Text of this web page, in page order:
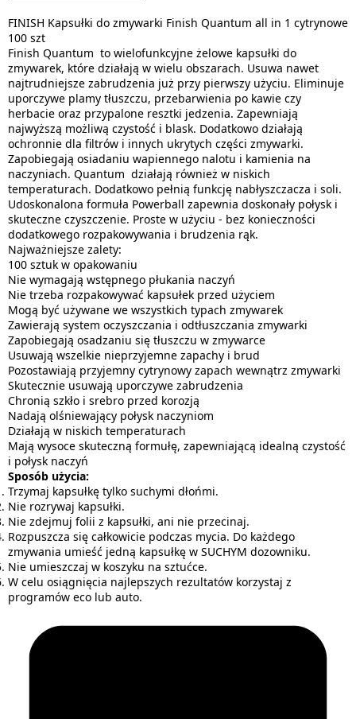
FINISH Kapsułki do zmywarki Finish Quantum all in 1 cytrynowe
100 szt
Finish Quantum to wielofunkcyjne żelowe kapsułki do
zmywarek, które działają w wielu obszarach. Usuwa nawet
najtrudniejsze zabrudzenia już przy pierwszy użyciu. Eliminuje
uporczywe plamy tłuszczu, przebarwienia po kawie czy
herbacie oraz przypalone resztki jedzenia. Zapewniają
najwyższą możliwą czystość i blask. Dodatkowo działają
ochronnie dla filtrów i innych ukrytych części zmywarki.
Zapobiegają osiadaniu wapiennego nalotu i kamienia na
naczyniach. Quantum działają również w niskich
temperaturach. Dodatkowo pełnią funkcję nabłyszczacza i soli.
Udoskonalona formuła Powerball zapewnia doskonały połysk i
skuteczne czyszczenie. Proste w użyciu - bez konieczności
dodatkowego rozpakowywania i brudzenia rąk.
Najważniejsze zalety:
100 sztuk w opakowaniu
Nie wymagają wstępnego płukania naczyń
Nie trzeba rozpakowywać kapsułek przed użyciem
Mogą być używane we wszystkich typach zmywarek
Zawierają system oczyszczania i odtłuszczania zmywarki
Zapobiegają osadzaniu się tłuszczu w zmywarce
Usuwają wszelkie nieprzyjemne zapachy i brud
Pozostawiają przyjemny cytrynowy zapach wewnątrz zmywarki
Skutecznie usuwają uporczywe zabrudzenia
Chronią szkło i srebro przed korozją
Nadają olśniewający połysk naczyniom
Działają w niskich temperaturach
Mają wysoce skuteczną formułę, zapewniającą idealną czystość
i połysk naczyń
Sposób użycia:
Trzymaj kapsułkę tylko suchymi dłońmi.
Nie rozrywaj kapsułki.
Nie zdejmuj folii z kapsułki, ani nie przecinaj.
Rozpuszcza się całkowicie podczas mycia. Do każdego
zmywania umieść jedną kapsułkę w SUCHYM dozowniku.
Nie umieszczaj w koszyku na sztućce.
W celu osiągnięcia najlepszych rezultatów korzystaj z
programów eco lub auto.